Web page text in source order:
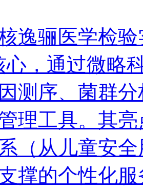
逸骊医学检
心，通过微略
测序、菌群
理工具。其
（从儿童安
撑的个性化